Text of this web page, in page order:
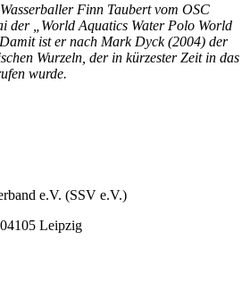
Finn Taubert vom OSC
der „World Aquatics Water Polo World
ist er nach Mark Dyck (2004) der
Wurzeln, der in kürzester Zeit in das
wurde.
e.V. (SSV e.V.)
Leipzig